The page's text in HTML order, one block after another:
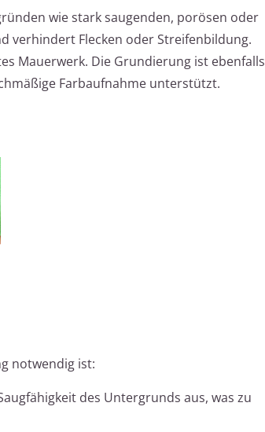
wie stark saugenden, porösen oder
verhindert Flecken oder Streifenbildung.
Mauerwerk. Die Grundierung ist ebenfalls
Farbaufnahme unterstützt.
notwendig ist:
des Untergrunds aus, was zu